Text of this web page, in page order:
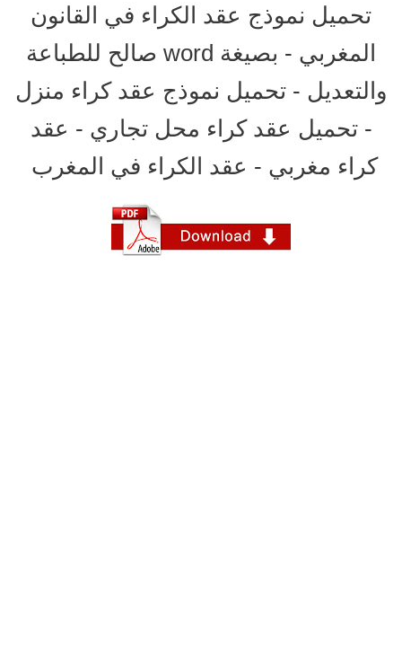
تحميل نموذج عقد الكراء في القانون
المغربي - بصيغة word صالح للطباعة
والتعديل - تحميل نموذج عقد كراء منزل
- تحميل عقد كراء محل تجاري - عقد
كراء مغربي - عقد الكراء في المغرب